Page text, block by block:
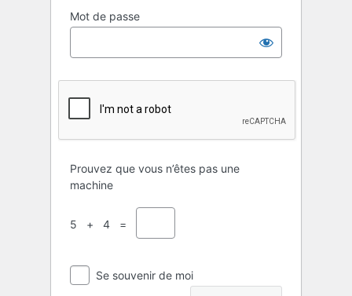
Mot de passe
Prouvez que vous n’êtes pas une
machine
5 + 4 =
Se souvenir de moi